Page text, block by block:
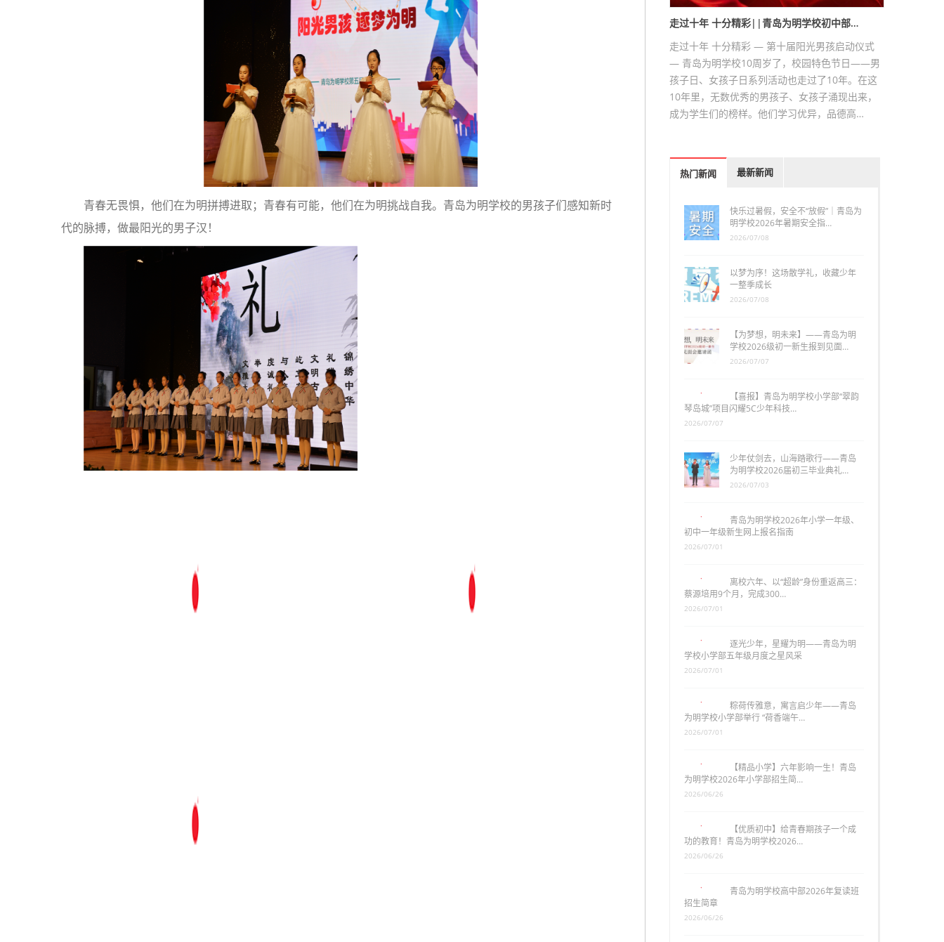
青春无畏惧，他们在为明拼搏进取；青春有可能，他们在为明挑战自我。青岛为明学校的男孩子们感知新时
代的脉搏，做最阳光的男子汉！
走过十年 十分精彩||青岛为明学校初中部…
走过十年 十分精彩 — 第十届阳光男孩启动仪式
— 青岛为明学校10周岁了，校园特色节日——男
孩子日、女孩子日系列活动也走过了10年。在这
10年里，无数优秀的男孩子、女孩子涌现出来，
成为学生们的榜样。他们学习优异，品德高…
热门新闻 最新新闻
快乐过暑假，安全不“放假”｜青岛为
明学校2026年暑期安全指…
2026/07/08
以梦为序！这场散学礼，收藏少年
一整季成长
2026/07/08
【为梦想，明未来】——青岛为明
学校2026级初一新生报到见面…
2026/07/07
【喜报】青岛为明学校小学部“翠韵
琴岛城”项目闪耀5C少年科技…
少年仗剑去，山海踏歌行——青岛
为明学校2026届初三毕业典礼…
2026/07/03
青岛为明学校2026年小学一年级、
初中一年级新生网上报名指南
2026/07/01
离校六年、以“超龄”身份重返高三：
蔡源培用9个月，完成300…
2026/07/01
逐光少年，星耀为明——青岛为明
学校小学部五年级月度之星风采
2026/07/01
粽荷传雅意，寓言启少年——青岛
为明学校小学部举行 “荷香端午…
2026/07/01
【精品小学】六年影响一生！青岛
为明学校2026年小学部招生简…
2026/06/26
【优质初中】给青春期孩子一个成
功的教育！青岛为明学校2026…
2026/06/26
青岛为明学校高中部2026年复读班
招生简章
2026/06/26